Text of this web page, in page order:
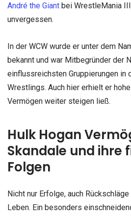
André the Giant bei WrestleMania
unvergessen.
In der WCW wurde er unter dem
bekannt und war Mitbegründer der
einflussreichsten Gruppierungen in
Wrestlings. Auch hier erhielt er
Vermögen weiter steigen ließ.
Hulk Hogan
Skandale und ihre
Folgen
Nicht nur Erfolge, auch
Leben. Ein besonders